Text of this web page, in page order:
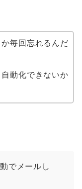
毎回忘れるんだ
動化できないか
でメールし